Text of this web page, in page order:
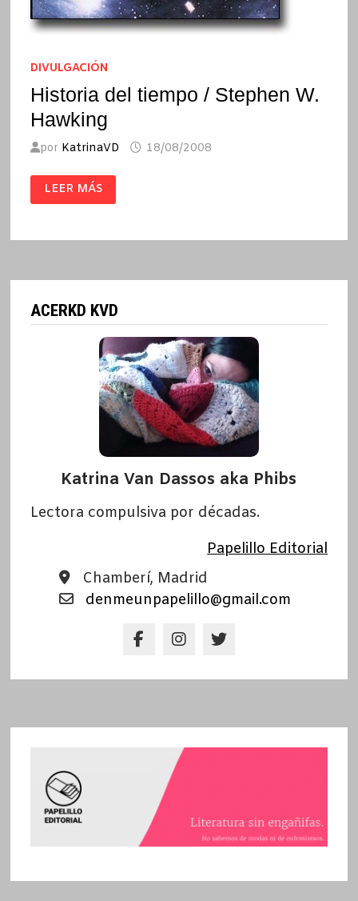
DIVULGACIÓN
Historia del tiempo / Stephen W.
Hawking
por KatrinaVD 18/08/2008
HISTORIA
DEL
TIEMPO
W.
LEER MÁS
ACERKD KVD
Katrina Van Dassos aka Phibs
Lectora compulsiva por décadas.
Papelillo Editorial
Chamberí, Madrid
denmeunpapelillo@gmail.com